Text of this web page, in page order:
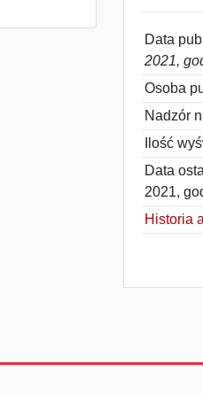
Data
2021,
Osoba
Nadzór
Ilość
Data
2021,
Historia